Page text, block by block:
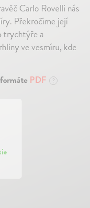
Carlo Rovelli nás
Překročíme její
trychtýře a
ve vesmíru, kde
PDF ?